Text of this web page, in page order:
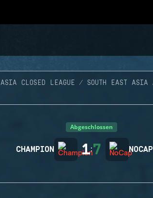
ASIA CLOSED LEAGUE SOUTH EAST ASIA
Abgeschlossen
CHAMPION 1:7 NOCAP